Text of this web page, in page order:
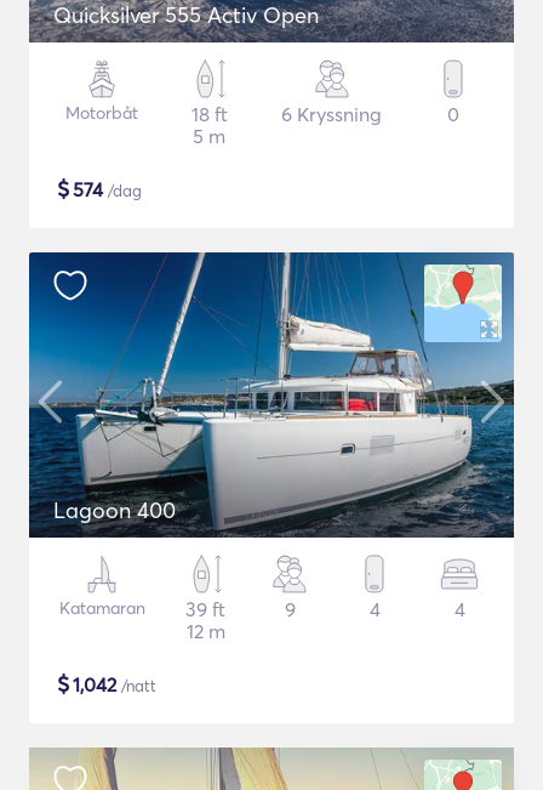
Quicksilver 555 Activ Open
Motorbåt
18 ft
5 m
6 Kryssning 0
$574/dag
Lagoon 400
Katamaran
39 ft
12 m
9 4 4
$1,042/natt